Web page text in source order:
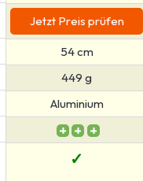
Jetzt Preis prüfen
54 cm
449 g
Aluminium
✓